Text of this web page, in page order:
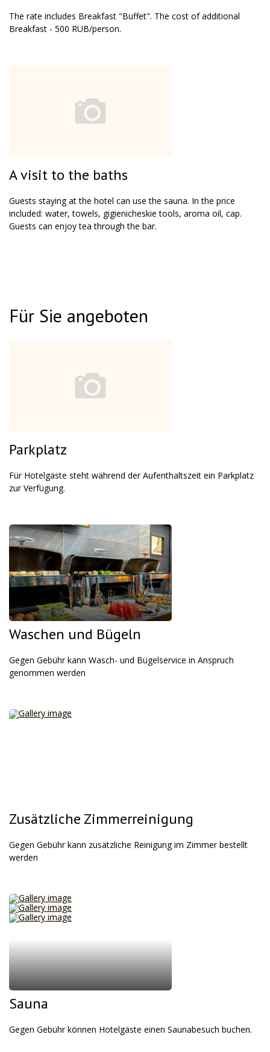
The rate includes Breakfast "Buffet". The cost of additional
Breakfast - 500 RUB/person.
A visit to the baths
Guests staying at the hotel can use the sauna. In the price
included: water, towels, gigienicheskie tools, aroma oil, cap.
Guests can enjoy tea through the bar.
Für Sie angeboten
Parkplatz
Für Hotelgäste steht während der Aufenthaltszeit ein Parkplatz
zur Verfügung.
Waschen und Bügeln
Gegen Gebühr kann Wasch- und Bügelservice in Anspruch
genommen werden
Zusätzliche Zimmerreinigung
Gegen Gebühr kann zusätzliche Reinigung im Zimmer bestellt
werden
Sauna
Gegen Gebühr können Hotelgäste einen Saunabesuch buchen.